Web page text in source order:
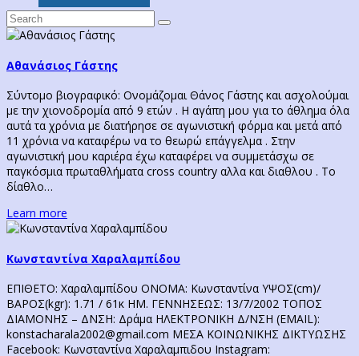
Αθανάσιος Γάστης
Σύντομο βιογραφικό: Ονομάζομαι Θάνος Γάστης και ασχολούμαι
με την χιονοδρομία από 9 ετών . Η αγάπη μου για το άθλημα όλα
αυτά τα χρόνια με διατήρησε σε αγωνιστική φόρμα και μετά από
11 χρόνια να καταφέρω να το θεωρώ επάγγελμα . Στην
αγωνιστική μου καριέρα έχω καταφέρει να συμμετάσχω σε
παγκόσμια πρωταθλήματα cross country αλλα και διαθλου . Το
δίαθλο…
Learn more
Κωνσταντίνα Χαραλαμπίδου
ΕΠΙΘΕΤΟ: Χαραλαμπίδου ΟΝΟΜΑ: Κωνσταντίνα ΥΨΟΣ(cm)/
ΒΑΡΟΣ(kgr): 1.71 / 61κ ΗΜ. ΓΕΝΝΗΣΕΩΣ: 13/7/2002 ΤΟΠΟΣ
ΔΙΑΜΟΝΗΣ – ΔΝΣΗ: Δράμα ΗΛΕΚΤΡΟΝΙΚΗ Δ/ΝΣΗ (EMAIL):
konstacharala2002@gmail.com ΜΕΣΑ ΚΟΙΝΩΝΙΚΗΣ ΔΙΚΤΥΩΣΗΣ
Facebook: Κωνσταντίνα Χαραλαμπιδου Instagram: